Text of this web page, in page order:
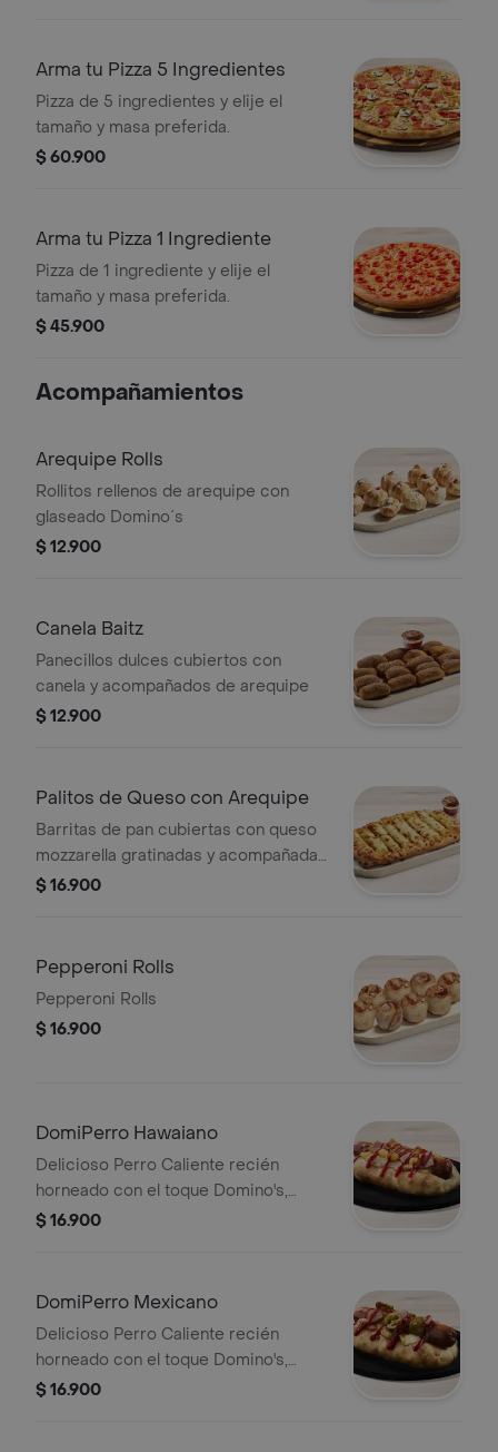
Arma tu Pizza 5 Ingredientes
Pizza de 5 ingredientes y elije el
tamaño y masa preferida.
$ 60.900
Arma tu Pizza 1 Ingrediente
Pizza de 1 ingrediente y elije el
tamaño y masa preferida.
$ 45.900
Acompañamientos
Arequipe Rolls
Rollitos rellenos de arequipe con
glaseado Domino´s
$ 12.900
Canela Baitz
Panecillos dulces cubiertos con
canela y acompañados de arequipe
$ 12.900
Palitos de Queso con Arequipe
Barritas de pan cubiertas con queso
mozzarella gratinadas y acompañadas
de arequipe
$ 16.900
Pepperoni Rolls
Pepperoni Rolls
$ 16.900
DomiPerro Hawaiano
Delicioso Perro Caliente recién
horneado con el toque Domino's,
hecho con masa pan pizza y bordes
$ 16.900
DomiPerro Mexicano
Delicioso Perro Caliente recién
horneado con el toque Domino's,
hecho con masa pan pizza y bordes
$ 16.900